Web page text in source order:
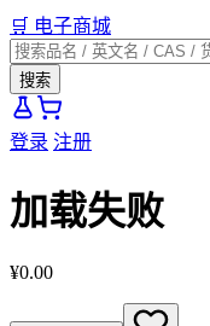
🛒 电子商城
搜索
登录 注册
加载失败
¥0.00